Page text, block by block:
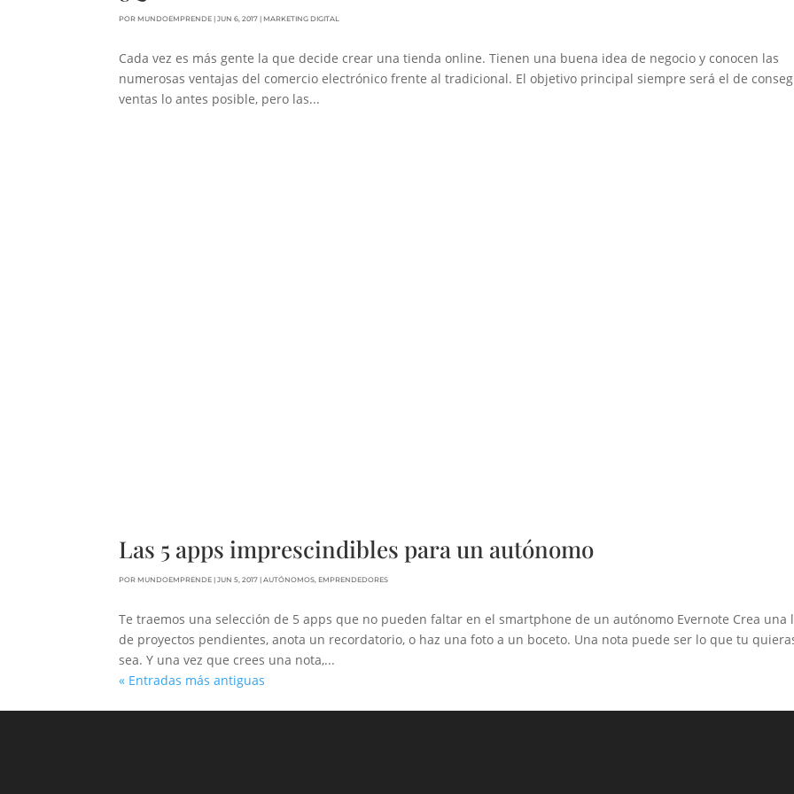
PORMUNDOEMPRENDE |JUN 6, 2017 |MARKETING DIGITAL
Cada vez es más gente la que decide crear una tienda online. Tienen una buena idea de negocio y conocen las
numerosas ventajas del comercio electrónico frente al tradicional. El objetivo principal siempre será el de
ventas lo antes posible, pero las...
Las 5 apps imprescindibles para un autónomo
PORMUNDOEMPRENDE |JUN 5, 2017 |AUTÓNOMOS,EMPRENDEDORES
Te traemos una selección de 5 apps que no pueden faltar en el smartphone de un autónomo Evernote Crea una
de proyectos pendientes, anota un recordatorio, o haz una foto a un boceto. Una nota puede ser lo que tu
sea. Y una vez que crees una nota,...
« Entradas más antiguas